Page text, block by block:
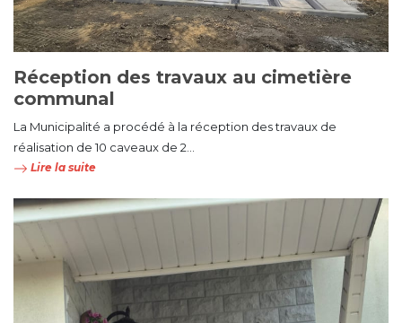
Réception des travaux au cimetière
communal
La Municipalité a procédé à la réception des travaux de
réalisation de 10 caveaux de 2...
Lire la suite